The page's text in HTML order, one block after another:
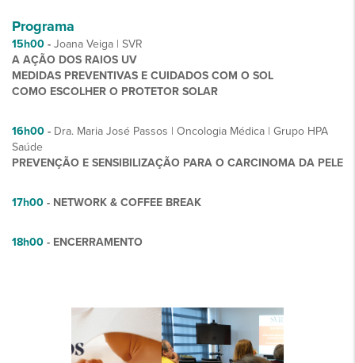
Programa
15h00 - Joana Veiga | SVR
A AÇÃO DOS RAIOS UV
MEDIDAS PREVENTIVAS E CUIDADOS COM O SOL
COMO ESCOLHER O PROTETOR SOLAR
16h00 - Dra. Maria José Passos | Oncologia Médica | Grupo HPA
Saúde
PREVENÇÃO E SENSIBILIZAÇÃO PARA O CARCINOMA DA PELE
17h00 - NETWORK & COFFEE BREAK
18h00 - ENCERRAMENTO